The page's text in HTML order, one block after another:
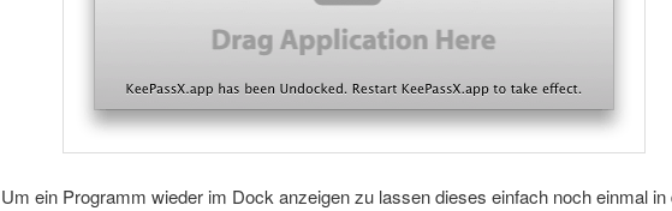
Um ein Programm wieder im Dock anzeigen zu lassen dieses einfach noch einmal in